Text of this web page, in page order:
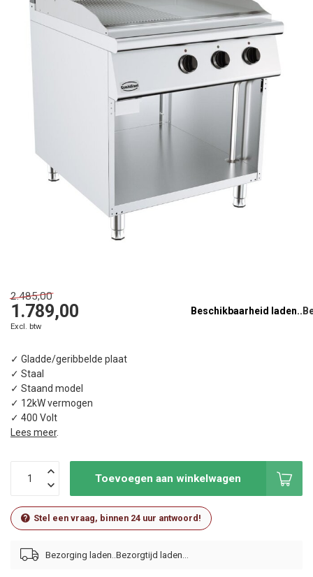
2.485,00
1.789,00
Excl. btw
Beschikbaarheid laden..
✓ Gladde/geribbelde plaat
✓ Staal
✓ Staand model
✓ 12kW vermogen
✓ 400 Volt
Lees meer.
Toevoegen aan winkelwagen
Stel een vraag, binnen 24 uur antwoord!
Bezorging laden..